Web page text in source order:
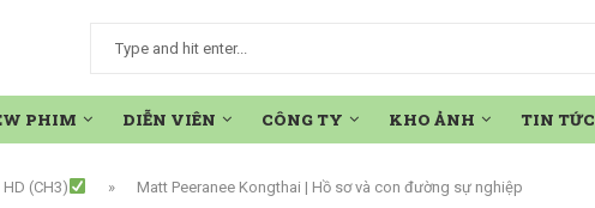
PHIM DIỄN VIÊN CÔNG TY KHO ẢNH TIN TỨC
(CH3) » Matt Peeranee Kongthai | Hồ sơ và con đường sự nghiệp